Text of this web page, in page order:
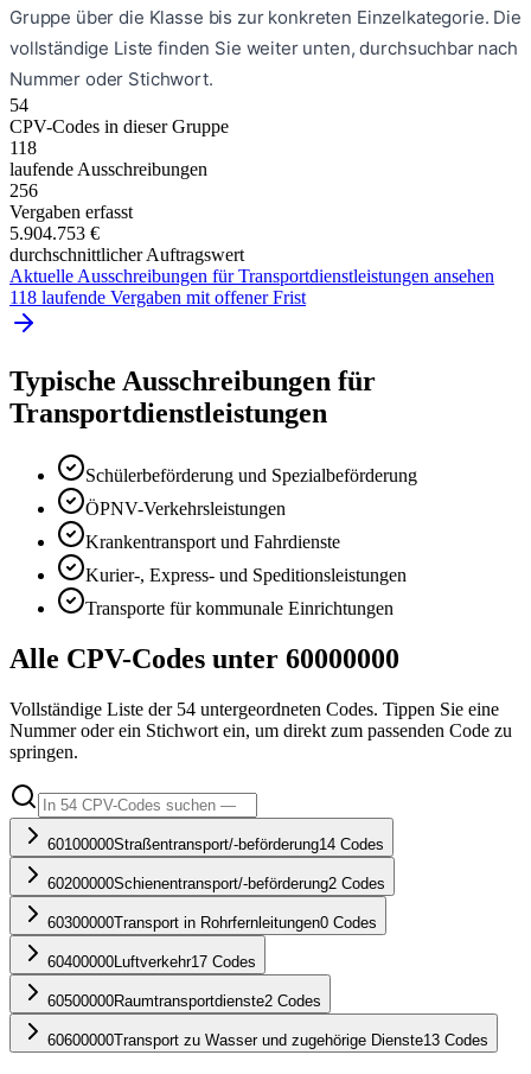
Gruppe über die Klasse bis zur konkreten Einzelkategorie. Die
vollständige Liste finden Sie weiter unten, durchsuchbar nach
Nummer oder Stichwort.
54
CPV-Codes in dieser Gruppe
118
laufende Ausschreibungen
256
Vergaben erfasst
5.904.753 €
durchschnittlicher Auftragswert
Aktuelle Ausschreibungen fürTransportdienstleistungen ansehen
118 laufende Vergaben mit offener Frist
Typische Ausschreibungen für
Transportdienstleistungen
Schülerbeförderung und Spezialbeförderung
ÖPNV-Verkehrsleistungen
Krankentransport und Fahrdienste
Kurier-, Express- und Speditionsleistungen
Transporte für kommunale Einrichtungen
Alle CPV-Codes unter 60000000
Vollständige Liste der 54 untergeordneten Codes. Tippen Sie eine
Nummer oder ein Stichwort ein, um direkt zum passenden Code zu
springen.
60100000Straßentransport/-beförderung14 Codes
60200000Schienentransport/-beförderung2 Codes
60300000Transport in Rohrfernleitungen0 Codes
60400000Luftverkehr17 Codes
60500000Raumtransportdienste2 Codes
60600000Transport zu Wasser und zugehörige Dienste13 Codes